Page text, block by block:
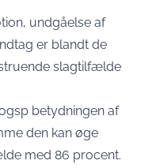
undgåelse af
er blandt de
slagtilfælde
betydningen af
den kan øge
med 86 procent.